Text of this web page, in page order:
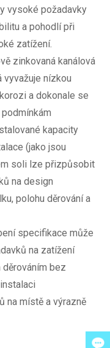
vysoké požadavky
a pohodlí při
zatížení.
zinkovaná kanálová
vyvažuje nízkou
a dokonale se
kapacity
(jako jsou
soli lze přizpůsobit
na design
polohu děrování a
specifikace může
na zatížení
bez
na místě a výrazně